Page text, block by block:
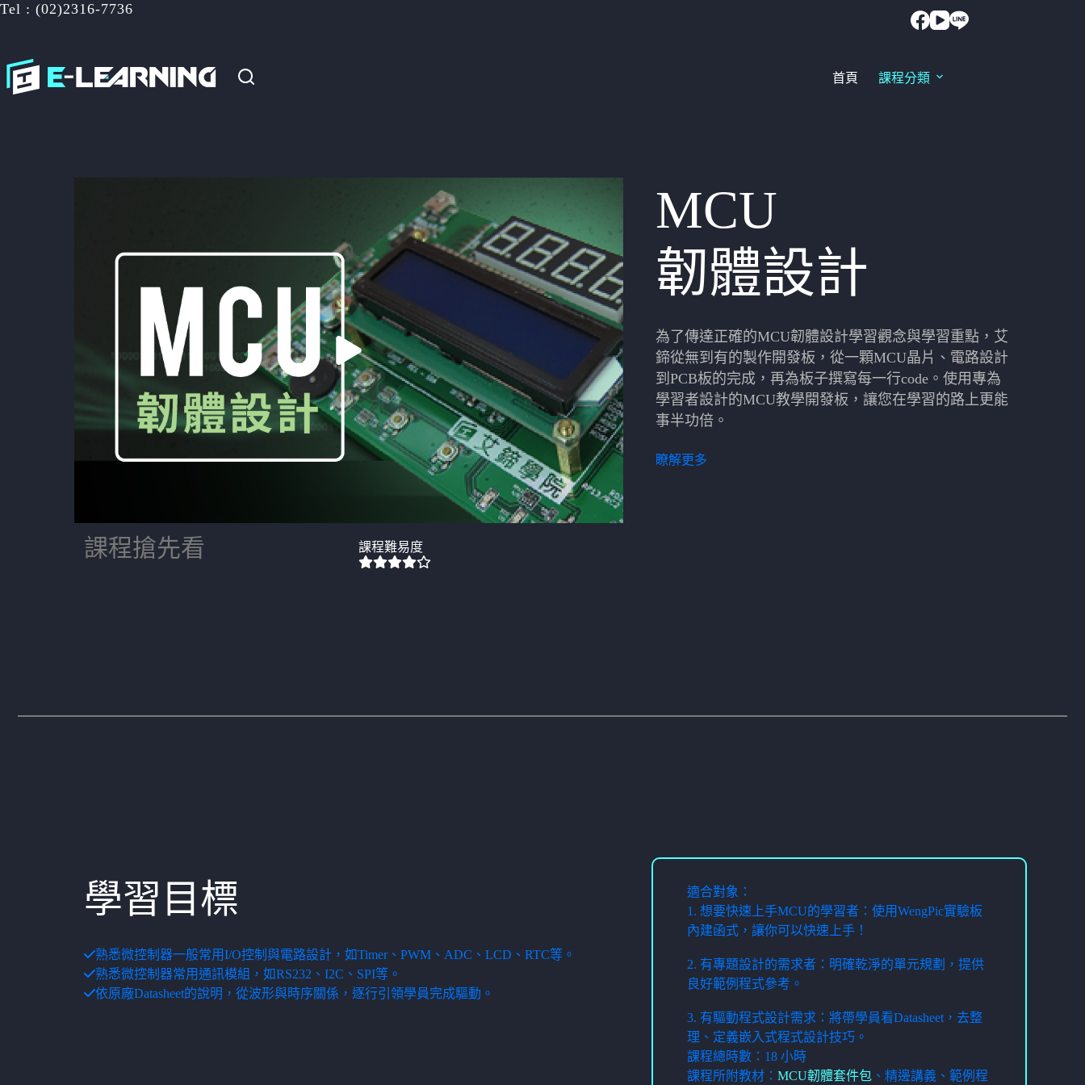
跳
要
內
Tel : (02)2316-7736
首頁 課程分類
課程搶先看 課程難易度
MCU
韌體設計
為了傳達正確的MCU韌體設計學習觀念與學習重點，艾
鍗從無到有的製作開發板，從一顆MCU晶片、電路設計
到PCB板的完成，再為板子撰寫每一行code。使用專為
學習者設計的MCU教學開發板，讓您在學習的路上更能
事半功倍。
瞭解更多
學習目標
熟悉微控制器一般常用I/O控制與電路設計，如Timer、PWM、ADC、LCD、RTC等。
熟悉微控制器常用通訊模組，如RS232、I2C、SPI等。
依原廠Datasheet的說明，從波形與時序關係，逐行引領學員完成驅動。
適合對象：
1. 想要快速上手MCU的學習者：使用WengPic實驗板
內建函式，讓你可以快速上手！
2. 有專題設計的需求者：明確乾淨的單元規劃，提供
良好範例程式參考。
3. 有驅動程式設計需求：將帶學員看Datasheet，去整
理、定義嵌入式程式設計技巧。
課程總時數：18 小時
課程所附教材： MCU韌體套件包、精邊講義、範例程